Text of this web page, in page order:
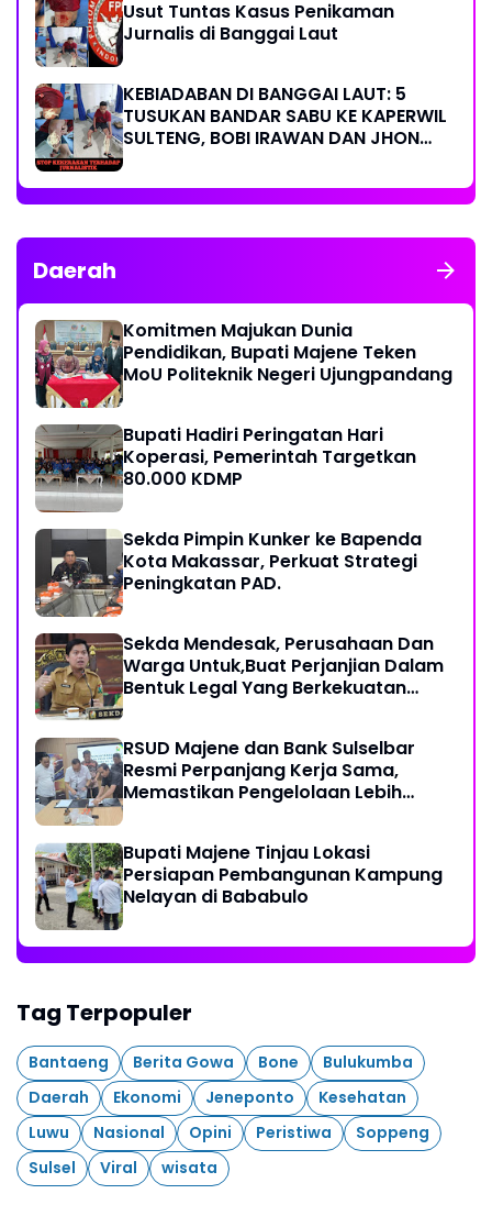
Usut Tuntas Kasus Penikaman
Jurnalis di Banggai Laut
KEBIADABAN DI BANGGAI LAUT: 5
TUSUKAN BANDAR SABU KE KAPERWIL
SULTENG, BOBI IRAWAN DAN JHON
KERAS KINERJA POLRI!
Daerah
Komitmen Majukan Dunia
Pendidikan, Bupati Majene Teken
MoU Politeknik Negeri Ujungpandang
Bupati Hadiri Peringatan Hari
Koperasi, Pemerintah Targetkan
80.000 KDMP
Sekda Pimpin Kunker ke Bapenda
Kota Makassar, Perkuat Strategi
Peningkatan PAD.
Sekda Mendesak, Perusahaan Dan
Warga Untuk,Buat Perjanjian Dalam
Bentuk Legal Yang Berkekuatan
RSUD Majene dan Bank Sulselbar
Resmi Perpanjang Kerja Sama,
Memastikan Pengelolaan Lebih
Bupati Majene Tinjau Lokasi
Persiapan Pembangunan Kampung
Nelayan di Bababulo
Tag Terpopuler
Bantaeng Berita Gowa Bone
Bulukumba
Daerah
Ekonomi Jeneponto
Kesehatan
Luwu
Nasional Opini Peristiwa
Soppeng
Sulsel
Viral wisata